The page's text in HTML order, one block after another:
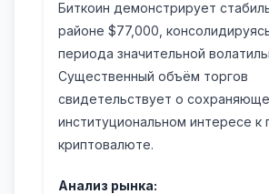
Биткоин демонстрирует
районе $77,000,
периода значительной
Существенный объём торгов
свидетельствует о
институциональном интересе к
криптовалюте.
Анализ рынка: